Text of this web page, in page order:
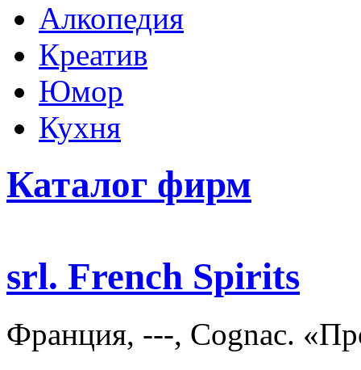
Алкопедия
Креатив
Юмор
Кухня
Каталог фирм
srl. French Spirits
Франция, ---, Cognac.